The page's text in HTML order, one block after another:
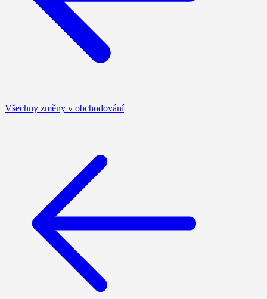
Všechny změny v obchodování